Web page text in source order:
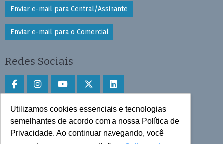
Utilizamos cookies essenciais e tecnologias
semelhantes de acordo com a nossa Política de
Privacidade. Ao continuar navegando, você
Enviar e-mail para Central/Assinante
Enviar e-mail para o Comercial
Redes Sociais
Faça download do aplicativo
Play Store e App Store